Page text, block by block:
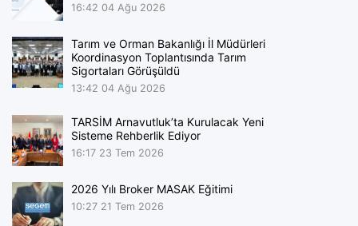
16:42 04 Ağu 2026
Tarım ve Orman Bakanlığı İl Müdürleri
Koordinasyon Toplantısında Tarım
Sigortaları Görüşüldü
13:42 04 Ağu 2026
TARSİM Arnavutluk’ta Kurulacak Yeni
Sisteme Rehberlik Ediyor
16:17 23 Tem 2026
2026 Yılı Broker MASAK Eğitimi
10:27 21 Tem 2026